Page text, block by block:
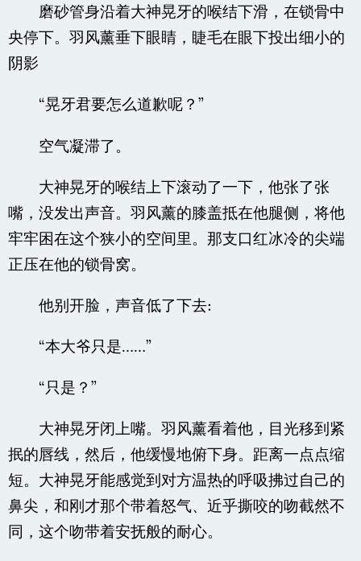
磨砂管身沿着大神晃牙的喉结下滑，在锁骨中
央停下。羽风薰垂下眼睛，睫毛在眼下投出细小的
阴影
“晃牙君要怎么道歉呢？”
空气凝滞了。
大神晃牙的喉结上下滚动了一下，他张了张
嘴，没发出声音。羽风薰的膝盖抵在他腿侧，将他
牢牢困在这个狭小的空间里。那支口红冰冷的尖端
正压在他的锁骨窝。
他别开脸，声音低了下去:
“本大爷只是……”
“只是？”
大神晃牙闭上嘴。羽风薰看着他，目光移到紧
抿的唇线，然后，他缓慢地俯下身。距离一点点缩
短。大神晃牙能感觉到对方温热的呼吸拂过自己的
鼻尖，和刚才那个带着怒气、近乎撕咬的吻截然不
同，这个吻带着安抚般的耐心。